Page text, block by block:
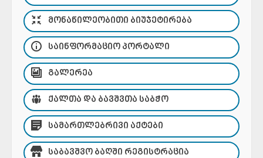
ᲛᲝᲜᲐᲬᲘᲚᲔᲝᲑᲘᲗᲘ ᲑᲘᲣᲯᲔᲢᲘᲠᲔᲑᲐ
ᲡᲐᲘᲜᲤᲝᲠᲛᲐᲪᲘᲝ ᲞᲝᲠᲢᲐᲚᲘ
ᲒᲐᲚᲔᲠᲔᲐ
ᲥᲐᲚᲗᲐ ᲓᲐ ᲑᲐᲕᲨᲕᲗᲐ ᲡᲐᲑᲭᲝ
ᲡᲐᲛᲐᲠᲗᲚᲔᲑᲠᲘᲕᲘ ᲐᲥᲢᲔᲑᲘ
ᲡᲐᲑᲐᲕᲨᲕᲝ ᲑᲐᲦᲨᲘ ᲠᲔᲒᲘᲡᲢᲠᲐᲪᲘᲐ